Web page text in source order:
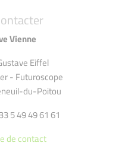
Vienne
Eiffel
- Futuroscope
du-Poitou
5 49 49 61 61
de contact